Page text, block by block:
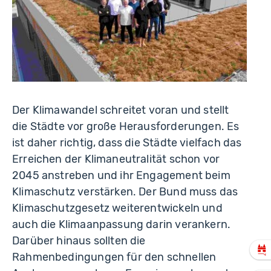
Der Klimawandel schreitet voran und stellt
die Städte vor große Herausforderungen. Es
ist daher richtig, dass die Städte vielfach das
Erreichen der Klimaneutralität schon vor
2045 anstreben und ihr Engagement beim
Klimaschutz verstärken. Der Bund muss das
Klimaschutzgesetz weiterentwickeln und
auch die Klimaanpassung darin verankern.
Darüber hinaus sollten die
Rahmenbedingungen für den schnellen